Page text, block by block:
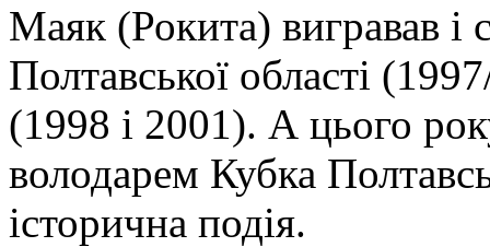
Маяк (Рокита) вигравав і
Полтавської області
(1998 і 2001). А цього
володарем Кубка
історична подія.